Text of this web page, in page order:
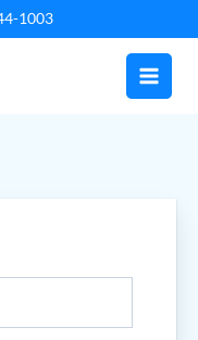
1003